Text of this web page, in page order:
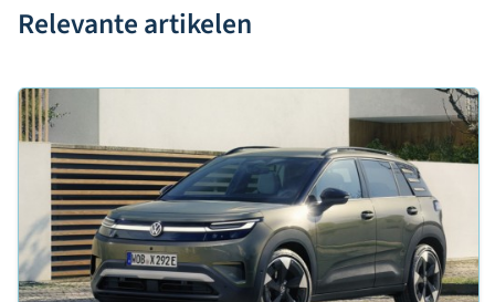
Relevante artikelen